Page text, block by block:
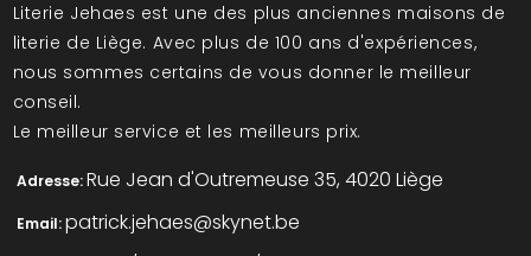
Literie Jehaes est une des plus anciennes maisons de
literie de Liège. Avec plus de 100 ans d'expériences,
nous sommes certains de vous donner le meilleur
conseil.
Le meilleur service et les meilleurs prix.
Adresse: Rue Jean d'Outremeuse 35, 4020 Liège
Email: patrick.jehaes@skynet.be